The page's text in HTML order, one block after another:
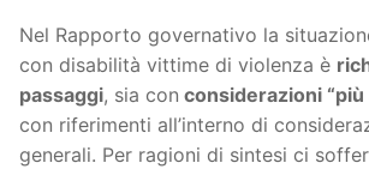
Nel Rapporto governativo la
con disabilità vittime di violenza è
passaggi, sia con considerazioni
con riferimenti all’interno di
generali. Per ragioni di sintesi ci